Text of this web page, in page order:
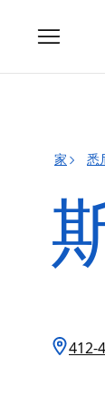
Toggle
navigation
家 悉
412-